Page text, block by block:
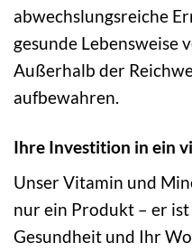
abwechslungsreiche
gesunde Lebensweise
Außerhalb der
aufbewahren.
Ihre Investition in ein
Unser Vitamin und
nur ein Produkt – er
Gesundheit und Ihr